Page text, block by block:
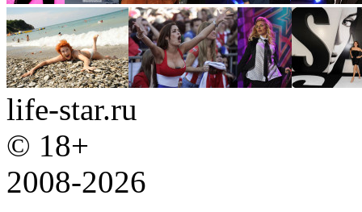
life-star.ru
© 18+
2008-2026